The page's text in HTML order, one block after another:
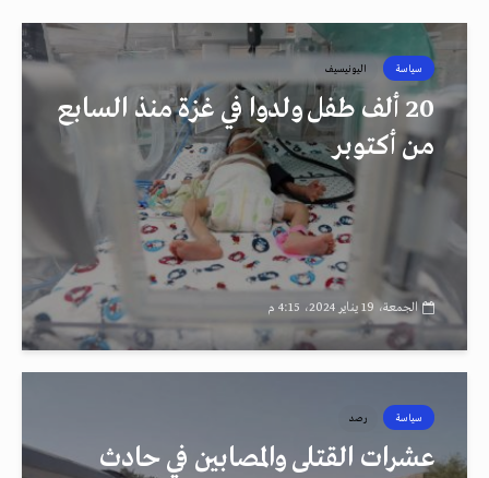
سياسة اليونيسيف
20 ألف طفل ولدوا في غزة منذ السابع
من أكتوبر
الجمعة، 19 يناير 2024، 4:15 م
سياسة رصد
عشرات القتلى والمصابين في حادث